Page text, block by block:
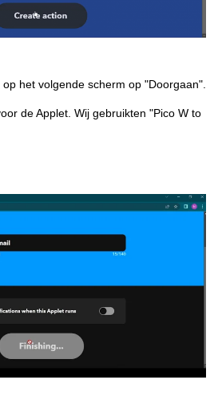
op het volgende scherm op "Doorgaan".
de Applet. Wij gebruikten "Pico W to